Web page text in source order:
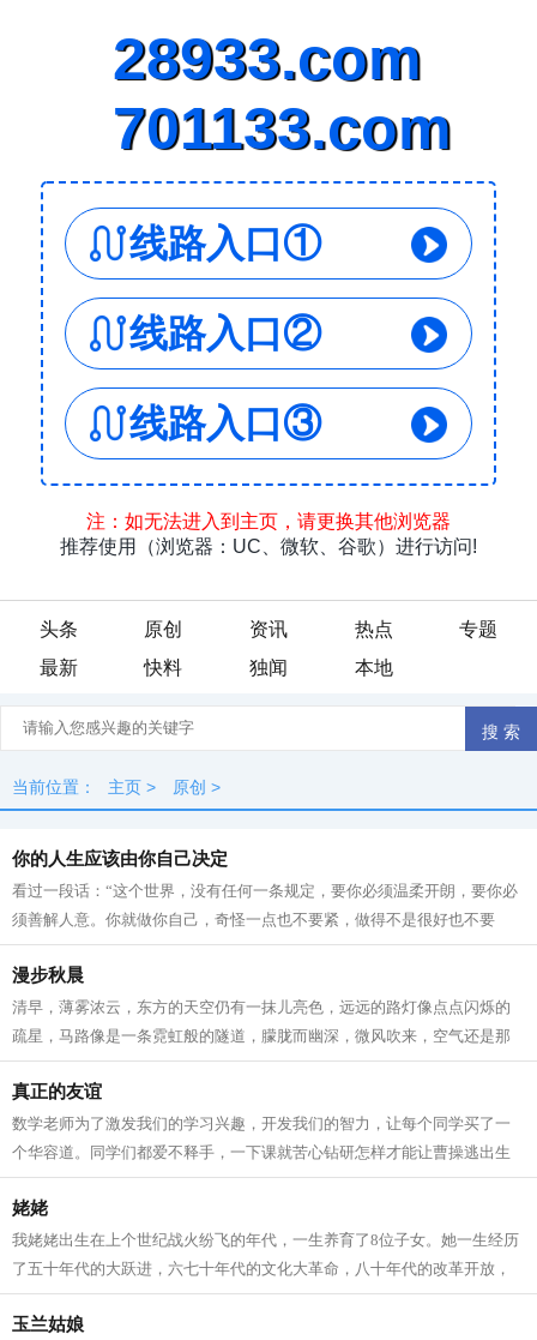
头条 原创 资讯 热点
专题
最新
快料 独闻 本地
当前位置： 主页 > 原创 >
你的人生应该由你自己决定
看过一段话：“这个世界，没有任何一条规定，要你必须温柔开朗，要你必
须善解人意。你就做你自己，奇怪一点也不要紧，做得不是很好也不要
紧。因为做自己这件事，不会有人比你...
漫步秋晨
清早，薄雾浓云，东方的天空仍有一抹儿亮色，远远的路灯像点点闪烁的
疏星，马路像是一条霓虹般的隧道，朦胧而幽深，微风吹来，空气还是那
般清凉甜爽。此时已经有紧张晨扫的人...
真正的友谊
数学老师为了激发我们的学习兴趣，开发我们的智力，让每个同学买了一
个华容道。同学们都爱不释手，一下课就苦心钻研怎样才能让曹操逃出生
天。 一天课间操时间，我正绞尽脑汁，...
姥姥
我姥姥出生在上个世纪战火纷飞的年代，一生养育了8位子女。她一生经历
了五十年代的大跃进，六七十年代的文化大革命，八十年代的改革开放，
很难想象她老人家吃了多少苦才能将子...
玉兰姑娘